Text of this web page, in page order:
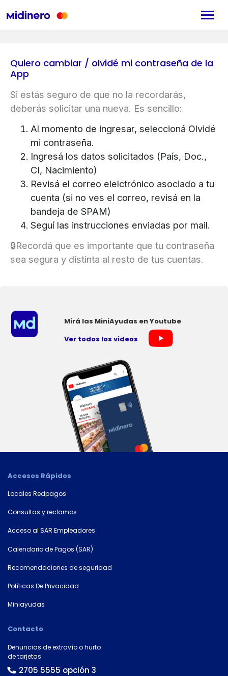
×
Consultá
número
cuenta
Tipo
País
Quiero cambiar / olvidé mi contraseña de la
App
Si estás seguro de que no la recordarás,
deberás solicitar una nueva. Es sencillo:
Al momento de ingresar, seleccioná Olvidé
mi contraseña.
Ingresá los datos solicitados (País, Doc.,
CI, Nacimiento)
Revisá el correo elelctrónico asociado a tu
cuenta (si no ves el correo, revisá en la
bandeja de SPAM)
Seguí las instrucciones enviadas por mail.
🔒Recordá que es importante que tu contraseña
sea segura y distinta al resto de tus cuentas.
Mirá las MiniAyudas en Youtube
Ver todos los videos
Accesos Rápidos
Locales Redpagos
Consultas y reclamos
Acceso al SAR Empleadores
Calendario de Pagos (SAR)
Recomendaciones de seguridad
Políticas De Privacidad
Miniayudas
Contacto
Denuncias de extravío o hurto
de tarjetas
2705 5555 opción 3